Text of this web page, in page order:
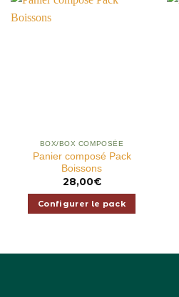
BOX/BOX COMPOSÉE
Panier composé Pack
Boissons
28,00€
Configurer le pack